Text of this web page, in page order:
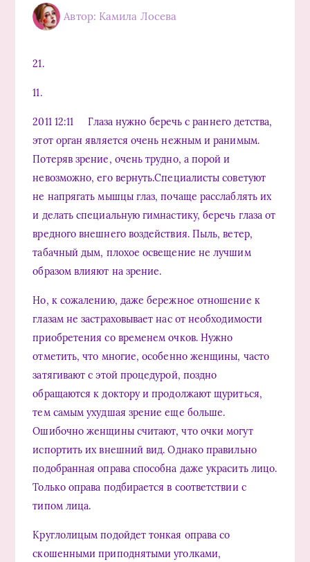
Автор: Камила Лосева
21.
11.
2011 12:11 Глаза нужно беречь с раннего детства,
этот орган является очень нежным и ранимым.
Потеряв зрение, очень трудно, а порой и
невозможно, его вернуть.Специалисты советуют
не напрягать мышцы глаз, почаще расслаблять их
и делать специальную гимнастику, беречь глаза от
вредного внешнего воздействия. Пыль, ветер,
табачный дым, плохое освещение не лучшим
образом влияют на зрение.
Но, к сожалению, даже бережное отношение к
глазам не застраховывает нас от необходимости
приобретения со временем очков. Нужно
отметить, что многие, особенно женщины, часто
затягивают с этой процедурой, поздно
обращаются к доктору и продолжают щуриться,
тем самым ухудшая зрение еще больше.
Ошибочно женщины считают, что очки могут
испортить их внешний вид. Однако правильно
подобранная оправа способна даже украсить лицо.
Только оправа подбирается в соответствии с
типом лица.
Круглолицым подойдет тонкая оправа со
скошенными приподнятыми уголками,